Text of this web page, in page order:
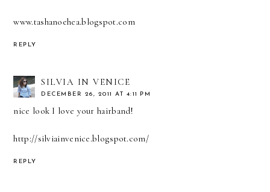
www.tashanoehea.blogspot.com
REPLY
SILVIA IN VENICE
DECEMBER 26, 2011 AT 4:11 PM
nice look I love your hairband!
http://silviainvenice.blogspot.com/
REPLY